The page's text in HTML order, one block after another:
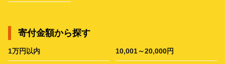
寄付金額から探す
1万円以内 10,001～20,000円